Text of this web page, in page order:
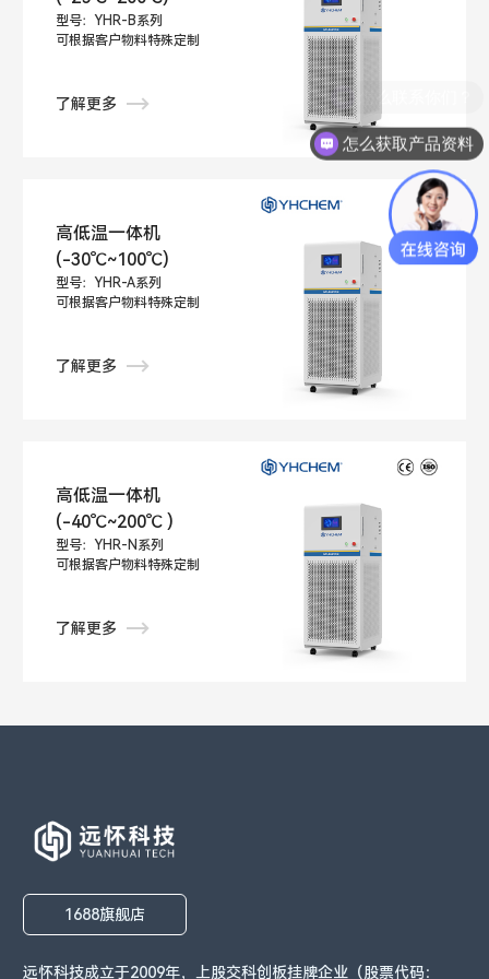
型号：YHR-B系列
可根据客户物料特殊定制
了解更多
高低温一体机
(-30℃~100℃)
型号：YHR-A系列
可根据客户物料特殊定制
了解更多
高低温一体机
(-40℃~200℃ )
型号：YHR-N系列
可根据客户物料特殊定制
了解更多
1688旗舰店
远怀科技成立于2009年，上股交科创板挂牌企业（股票代码：
怎么获取产品资料